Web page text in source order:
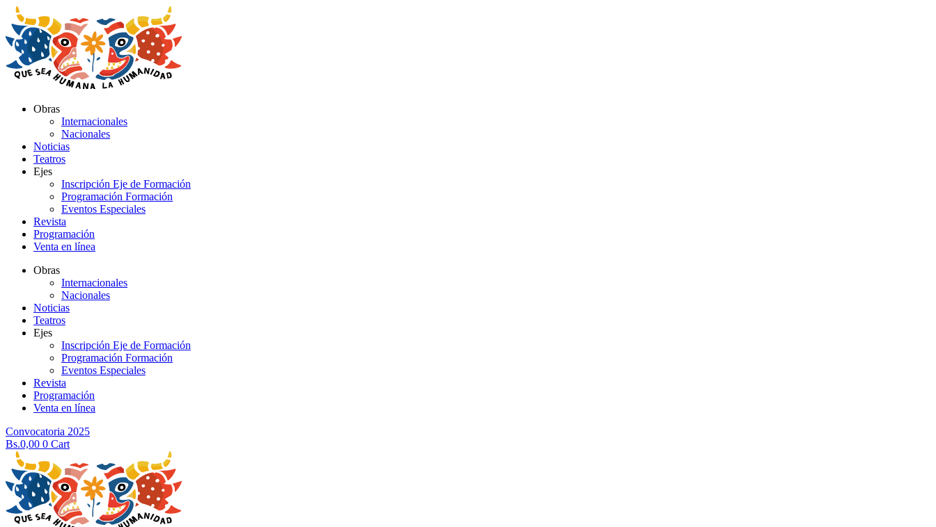
al
contenido
Obras
Internacionales
Nacionales
Noticias
Teatros
Ejes
Inscripción Eje de Formación
Programación Formación
Eventos Especiales
Revista
Programación
Venta en línea
Obras
Internacionales
Nacionales
Noticias
Teatros
Ejes
Inscripción Eje de Formación
Programación Formación
Eventos Especiales
Revista
Programación
Venta en línea
Convocatoria 2025
Bs.0,00 0 Cart